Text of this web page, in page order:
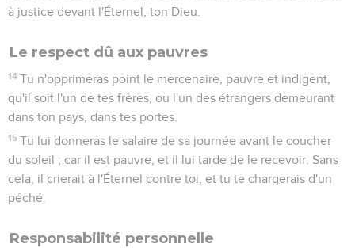
à justice devant l'Éternel, ton Dieu.
Le respect dû aux pauvres
14 Tu n'opprimeras point le mercenaire, pauvre et indigent,
qu'il soit l'un de tes frères, ou l'un des étrangers demeurant
dans ton pays, dans tes portes.
15 Tu lui donneras le salaire de sa journée avant le coucher
du soleil ; car il est pauvre, et il lui tarde de le recevoir. Sans
cela, il crierait à l'Éternel contre toi, et tu te chargerais d'un
péché.
Responsabilité personnelle